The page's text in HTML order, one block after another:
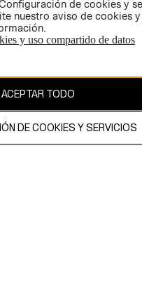
COOKIES
de cookies y
nuestro aviso de cookies
y uso compartido de datos
ACEPTAR TODO
DE COOKIES Y SERVICIOS